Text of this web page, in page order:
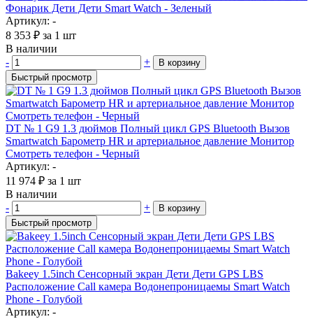
Фонарик Дети Дети Smart Watch - Зеленый
Артикул: -
8 353 ₽ за 1 шт
В наличии
-
+
В корзину
Быстрый просмотр
DT № 1 G9 1.3 дюймов Полный цикл GPS Bluetooth Вызов
Smartwatch Барометр HR и артериальное давление Монитор
Смотреть телефон - Черный
Артикул: -
11 974 ₽ за 1 шт
В наличии
-
+
В корзину
Быстрый просмотр
Bakeey 1.5inch Сенсорный экран Дети Дети GPS LBS
Расположение Call камера Водонепроницаемы Smart Watch
Phone - Голубой
Артикул: -